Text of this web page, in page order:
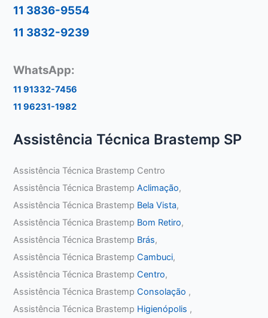
11 3836-9554
11 3832-9239
WhatsApp:
11 91332-7456
11 96231-1982
Assistência Técnica Brastemp SP
Assistência Técnica Brastemp Centro
Assistência Técnica BrastempAclimação,
Assistência Técnica Brastemp Bela Vista,
Assistência Técnica Brastemp Bom Retiro,
Assistência Técnica Brastemp Brás,
Assistência Técnica BrastempCambuci,
Assistência Técnica BrastempCentro,
Assistência Técnica BrastempConsolação ,
Assistência Técnica Brastemp Higienópolis ,